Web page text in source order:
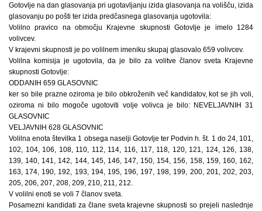
Gotovlje na dan glasovanja pri ugotavljanju izida glasovanja na volišču, izida
glasovanju po pošti ter izida predčasnega glasovanja ugotovila:
Volilno pravico na območju Krajevne skupnosti Gotovlje je imelo 1284
volivcev.
V krajevni skupnosti je po volilnem imeniku skupaj glasovalo 659 volivcev.
Volilna komisija je ugotovila, da je bilo za volitve članov sveta Krajevne
skupnosti Gotovlje:
ODDANIH 659 GLASOVNIC
ker so bile prazne oziroma je bilo obkroženih več kandidatov, kot se jih voli,
oziroma ni bilo mogoče ugotoviti volje volivca je bilo: NEVELJAVNIH 31
GLASOVNIC
VELJAVNIH 628 GLASOVNIC
Volilna enota številka 1 obsega naselji Gotovlje ter Podvin h. št. 1 do 24, 101,
102, 104, 106, 108, 110, 112, 114, 116, 117, 118, 120, 121, 124, 126, 138,
139, 140, 141, 142, 144, 145, 146, 147, 150, 154, 156, 158, 159, 160, 162,
163, 174, 190, 192, 193, 194, 195, 196, 197, 198, 199, 200, 201, 202, 203,
205, 206, 207, 208, 209, 210, 211, 212.
V volilni enoti se voli 7 članov sveta.
Posamezni kandidati za člane sveta krajevne skupnosti so prejeli naslednje